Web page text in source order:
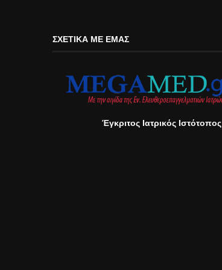
ΣΧΕΤΙΚΆ ΜΕ ΕΜΆΣ
Έγκριτος Ιατρικός Ιστότοπος